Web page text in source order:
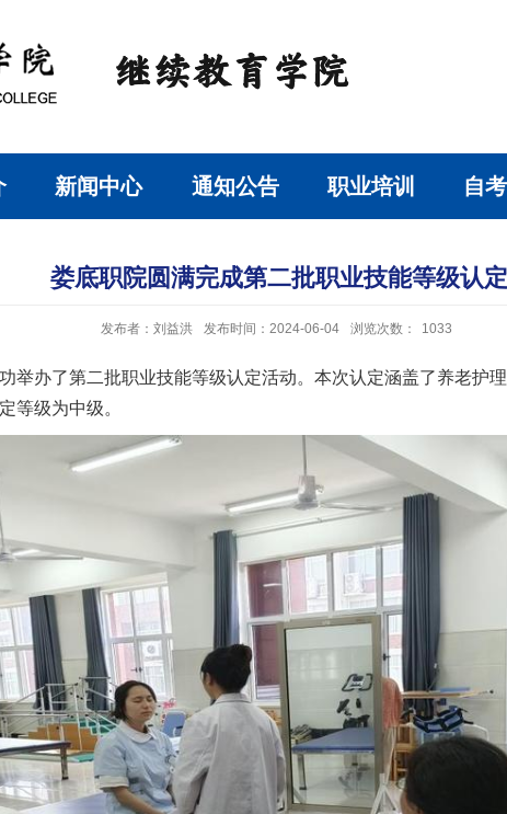
新闻中心 通知公告 职业培训 自
娄底职院圆满完成第二批职业技能等级认定
发布者：刘益洪 发布时间：2024-06-04 浏览次数： 1033
举办了第二批职业技能等级认定活动。本次认定涵盖了养老护
等级为中级。